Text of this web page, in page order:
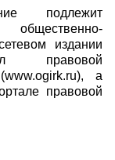
подлежит
общественно-
издании
правовой
www.ogirk.ru), а
правовой